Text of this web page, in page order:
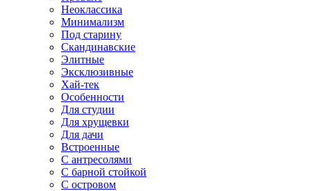
Неоклассика
Минимализм
Под старину
Скандинавские
Элитные
Эксклюзивные
Хай-тек
Особенности
Для студии
Для хрущевки
Для дачи
Встроенные
С антресолями
С барной стойкой
С островом